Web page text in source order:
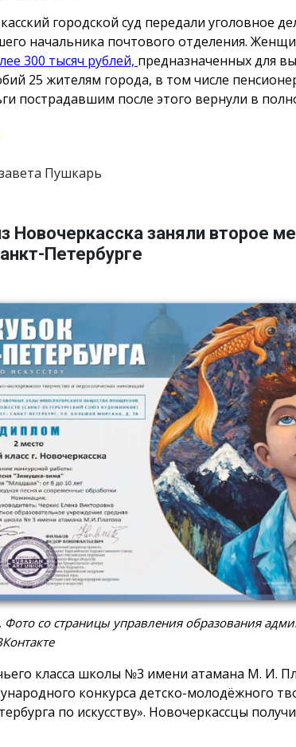
городской суд передали уголовное
начальника почтового отделения.
300 тысяч рублей, предназначенных для
25 жителям города, в том числе
пострадавшим после этого вернули в
Пушкарь
Новочеркасска заняли второе
Петербурге
Фото со страницы управления образования
класса школы №3 имени атамана М. И.
конкурса детско-молодёжного
по искусству». Новочеркассцы